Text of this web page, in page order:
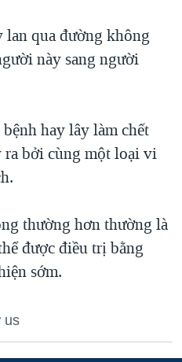
TẠI VIỆT NAM
PHỦ VIỆT NAM
TỪ NÔNG THÔN MỸ
qua đường không
này sang người
hay lây làm chết
ra bởi cùng một loại vi
thường hơn thường là
được điều trị bằng
sớm.
us